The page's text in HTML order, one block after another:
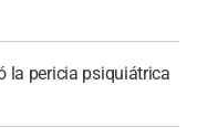
la pericia psiquiátrica